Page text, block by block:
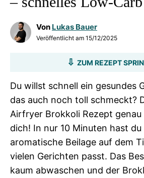
Von Lukas Bauer
Veröffentlicht am 15/12/2025
ZUM REZEPT
Du willst schnell ein gesundes
das auch noch toll schmeckt?
Airfryer Brokkoli Rezept
dich! In nur 10 Minuten hast
aromatische Beilage auf dem
vielen Gerichten passt. Das
kaum abwaschen und der